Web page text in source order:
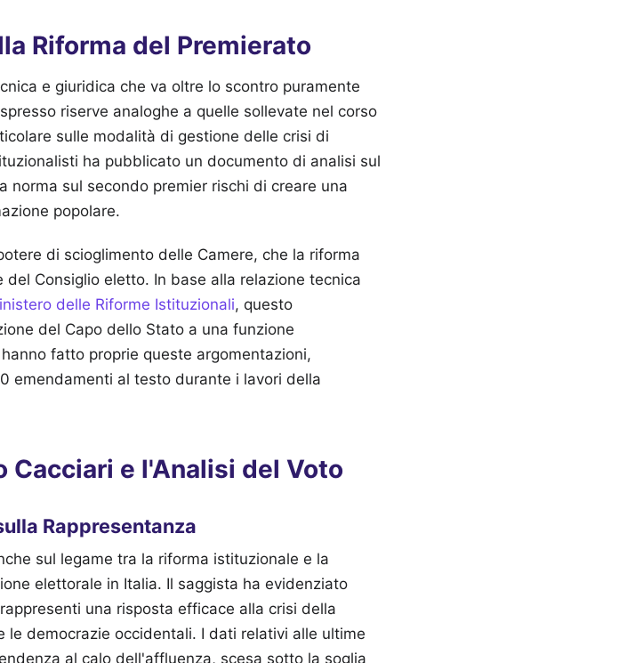
Riforma del Premierato
e giuridica che va oltre lo scontro puramente
riserve analoghe a quelle sollevate nel corso
sulle modalità di gestione delle crisi di
ha pubblicato un documento di analisi sul
norma sul secondo premier rischi di creare una
popolare.
di scioglimento delle Camere, che la riforma
Consiglio eletto. In base alla relazione tecnica
delle Riforme Istituzionali, questo
del Capo dello Stato a una funzione
fatto proprie queste argomentazioni,
emendamenti al testo durante i lavori della
Cacciari e l'Analisi del Voto
Rappresentanza
sul legame tra la riforma istituzionale e la
elettorale in Italia. Il saggista ha evidenziato
una risposta efficace alla crisi della
le democrazie occidentali. I dati relativi alle ultime
al calo dell'affluenza, scesa sotto la soglia